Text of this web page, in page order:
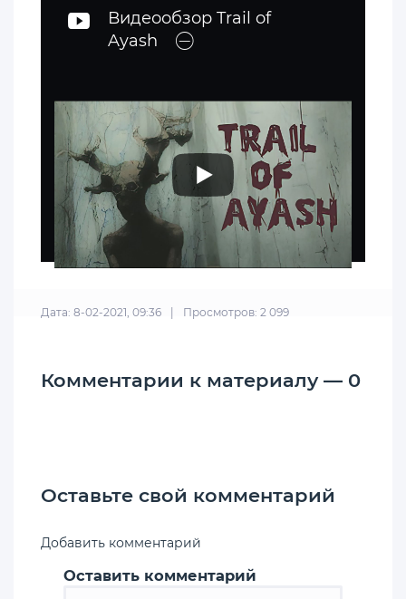
Видеообзор Trail of
Ayash
Дата: 8-02-2021, 09:36 Просмотров: 2 099
Комментарии к материалу — 0
Оставьте свой комментарий
Добавить комментарий
Оставить комментарий